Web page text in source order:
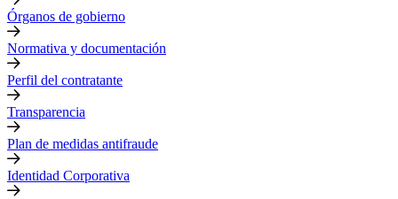
Órganos de gobierno
Normativa y documentación
Perfil del contratante
Transparencia
Plan de medidas antifraude
Identidad Corporativa